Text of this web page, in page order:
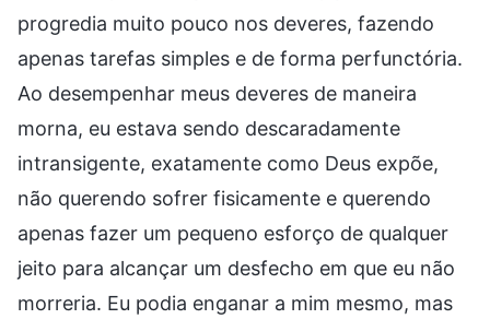
progredia muito pouco nos deveres, fazendo
apenas tarefas simples e de forma perfunctória.
Ao desempenhar meus deveres de maneira
morna, eu estava sendo descaradamente
intransigente, exatamente como Deus expõe,
não querendo sofrer fisicamente e querendo
apenas fazer um pequeno esforço de qualquer
jeito para alcançar um desfecho em que eu não
morreria. Eu podia enganar a mim mesmo, mas